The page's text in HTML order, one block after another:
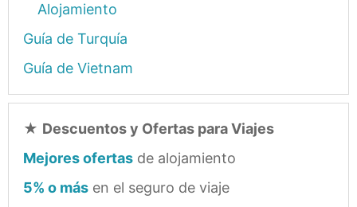
Alojamiento
Guía de Turquía
Guía de Vietnam
★ Descuentos y Ofertas para Viajes
Mejores ofertas de alojamiento
5% o más en el seguro de viaje